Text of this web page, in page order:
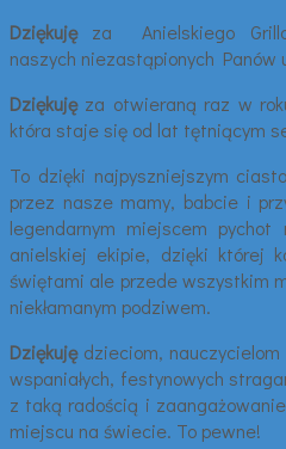
Dziękujęza Anielskiego
naszych niezastąpionych Panów
Dziękujęza otwieraną raz w roku
która staje się od lat tętniącym
To dzięki najpyszniejszym
przez nasze mamy, babcie i
legendarnym miejscem pychot
anielskiej ekipie, dzięki której
świętami ale przede wszystkim
niekłamanym podziwem.
Dziękujędzieciom,
wspaniałych, festynowych
z taką radością i
miejscu na świecie. To pewne!